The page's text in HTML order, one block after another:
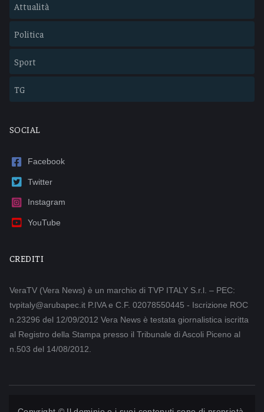
Attualità
Politica
Sport
TG
SOCIAL
Facebook
Twitter
Instagram
YouTube
CREDITI
VeraTV (Vera News) è un marchio di TVP ITALY S.r.l. – PEC:
tvpitaly@arubapec.it P.IVA e C.F. 02078550445 - Iscrizione ROC
n.23296 del 12/09/2012 Vera News è testata giornalistica iscritta
al Registro della Stampa presso il Tribunale di Ascoli Piceno al
n.503 del 14/08/2012.